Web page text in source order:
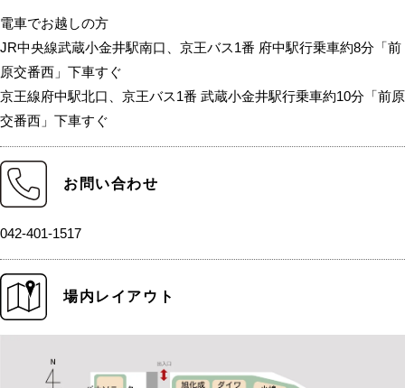
電車でお越しの方
JR中央線武蔵小金井駅南口、京王バス1番 府中駅行乗車約8分「前
原交番西」下車すぐ
京王線府中駅北口、京王バス1番 武蔵小金井駅行乗車約10分「前原
交番西」下車すぐ
お問い合わせ
042-401-1517
場内レイアウト